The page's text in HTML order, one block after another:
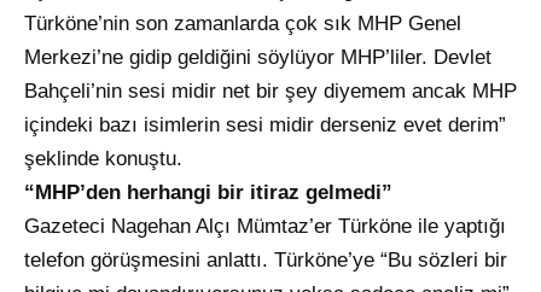
Türköne’nin son zamanlarda çok sık MHP Genel
Merkezi’ne gidip geldiğini söylüyor MHP’liler. Devlet
Bahçeli’nin sesi midir net bir şey diyemem ancak MHP
içindeki bazı isimlerin sesi midir derseniz evet derim”
şeklinde konuştu.
“MHP’den herhangi bir itiraz gelmedi”
Gazeteci Nagehan Alçı Mümtaz’er Türköne ile yaptığı
telefon görüşmesini anlattı. Türköne’ye “Bu sözleri bir